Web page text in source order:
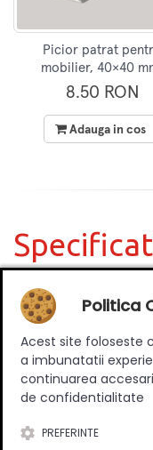
Picior patrat
mobilier, 40×40
inaltime H100 mm,
8.50 RON
Adauga in cos
Inaltime
Material
Culoare
Politica
Acest site foloseste
a imbunatatii
continuarea accesarii
de confidentialitate
PREFERINTE